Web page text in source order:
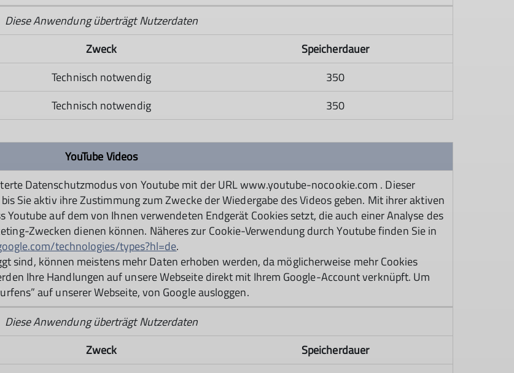
Diese Anwendung überträgt Nutzerdaten
Zweck
Speicherdauer
Technisch notwendig
350
Technisch notwendig 350
YouTube Videos
Datenschutzmodus von Youtube mit der URL www.youtube-nocookie.com . Dieser
Sie aktiv ihre Zustimmung zum Zwecke der Wiedergabe des Videos geben. Mit ihrer aktiven
auf dem von Ihnen verwendeten Endgerät Cookies setzt, die auch einer Analyse des
Zwecken dienen können. Näheres zur Cookie-Verwendung durch Youtube finden Sie in
technologies/types?hl=de.
sind, können meistens mehr Daten erhoben werden, da möglicherweise mehr Cookies
Ihre Handlungen auf unsere Webseite direkt mit Ihrem Google-Account verknüpft. Um
auf unserer Webseite, von Google ausloggen.
Diese Anwendung überträgt Nutzerdaten
Zweck
Speicherdauer